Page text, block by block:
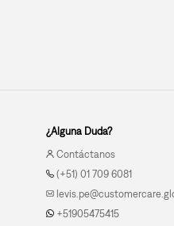
¿Alguna Duda?
Contáctanos
(+51) 01 709 6081
+51905475415